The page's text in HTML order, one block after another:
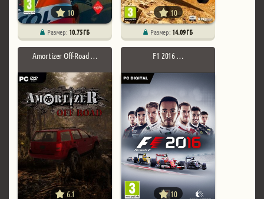
10
Размер: 10.75 ГБ
10
Размер: 14.09 ГБ
Amortizer Off-Road …
6.1
F1 2016 …
10